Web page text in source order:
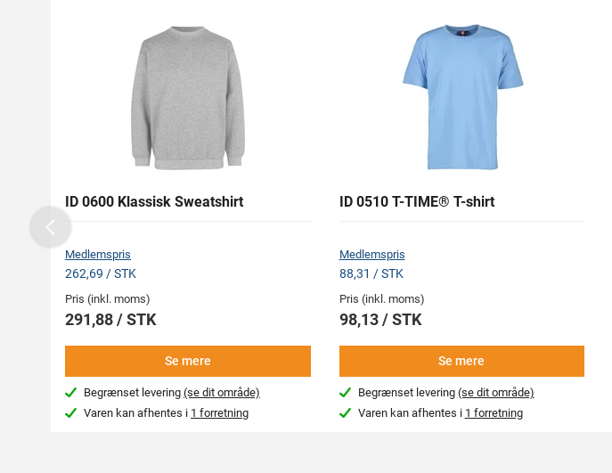
ID 0600 Klassisk Sweatshirt
Medlemspris
262,69 / STK
Pris (inkl. moms)
291,88 / STK
Se mere
Begrænset levering(se dit område)
Varen kan afhentes i 1 forretning
ID 0510 T-TIME® T-shirt
Medlemspris
88,31 / STK
Pris (inkl. moms)
98,13 / STK
Se mere
Begrænset levering (se dit område)
Varen kan afhentes i 1 forretning
Previous